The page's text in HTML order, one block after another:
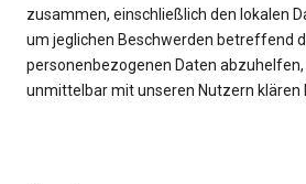
zusammen, einschließlich den lokalen
um jeglichen Beschwerden betreffend
personenbezogenen Daten
unmittelbar mit unseren Nutzern klären